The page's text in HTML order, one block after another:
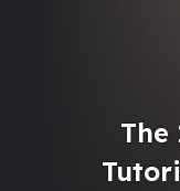
The